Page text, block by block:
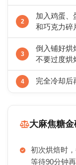
加入鸡蛋、
和巧克力碎
倒入铺好烘
不要过度烘
完全冷却后
大麻焦糖
初次烘焙时
等待90分钟再